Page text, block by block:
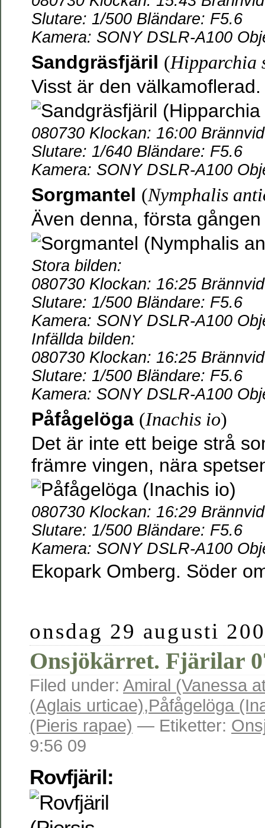
Slutare: 1/500 Bländare: F5.6
Kamera: SONY DSLR-A100
Sandgräsfjäril (Hipparchia
Visst är den välkamoflerad.
080730 Klockan: 16:00
Slutare: 1/640 Bländare: F5.6
Kamera: SONY DSLR-A100
Sorgmantel (Nymphalis
Även denna, första
Stora bilden:
080730 Klockan: 16:25
Slutare: 1/500 Bländare: F5.6
Kamera: SONY DSLR-A100
Infällda bilden:
080730 Klockan: 16:25
Slutare: 1/500 Bländare: F5.6
Kamera: SONY DSLR-A100
Påfågelöga (Inachis io)
Det är inte ett beige strå
främre vingen, nära
080730 Klockan: 16:29
Slutare: 1/500 Bländare: F5.6
Kamera: SONY DSLR-A100
Ekopark Omberg. Söder
onsdag 29 augusti
Onsjökärret. Fjärilar
Filed under: Amiral (Vanessa
(Aglais urticae),Påfågelöga
(Pieris rapae) — Etiketter:
9:56 09
Rovfjäril: